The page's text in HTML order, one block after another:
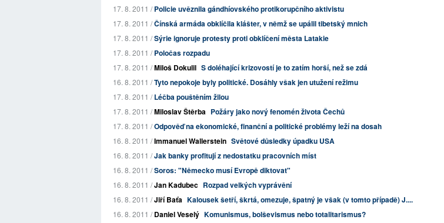
17. 8. 2011 /Policie uvěznila gándhíovského protikorupčního aktivistu
17. 8. 2011 /Čínská armáda obklíčila klášter, v němž se upálil tibetský mnich
17. 8. 2011 /Sýrie ignoruje protesty proti obklíčení města Latakie
17. 8. 2011 /Poločas rozpadu
17. 8. 2011 /Miloš Dokulil S doléhající krizovostí je to zatím horší, než se zdá
16. 8. 2011 /Tyto nepokoje byly politické. Dosáhly však jen utužení režimu
17. 8. 2011 /Léčba pouštěním žilou
17. 8. 2011 /Miloslav Štěrba Požáry jako nový fenomén života Čechů
17. 8. 2011 /Odpověď na ekonomické, finanční a politické problémy leží na dosah
16. 8. 2011 /Immanuel Wallerstein Světové důsledky úpadku USA
16. 8. 2011 /Jak banky profitují z nedostatku pracovních míst
16. 8. 2011 /Soros: "Německo musí Evropě diktovat"
16. 8. 2011 /Jan Kadubec Rozpad velkých vyprávění
16. 8. 2011 /Jiří Baťa Kalousek šetří, škrtá, omezuje, špatný je však (v tomto případě) J....
16. 8. 2011 /Daniel Veselý Komunismus, bolševismus nebo totalitarismus?